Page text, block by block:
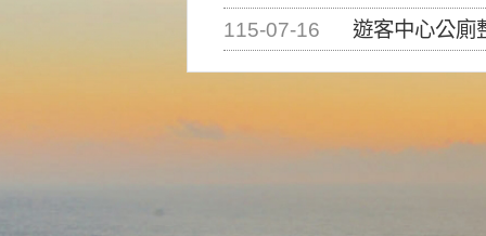
115-07-16
遊客中心公廁